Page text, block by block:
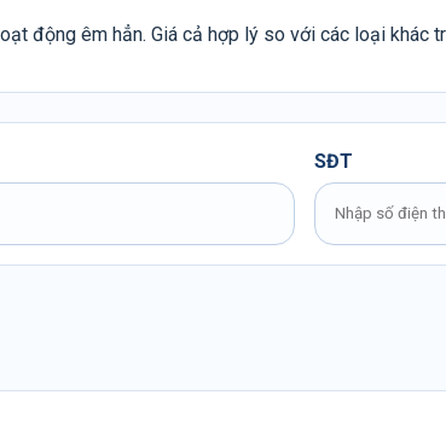
động êm hẳn. Giá cả hợp lý so với các loại khác
SĐT